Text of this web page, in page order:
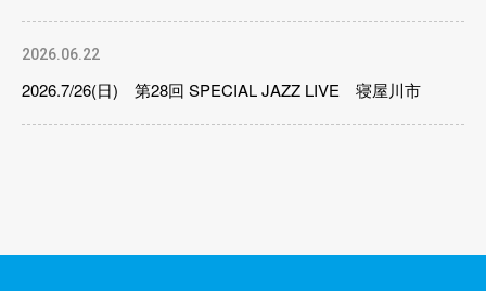
2026.06.22
2026.7/26(日) 第28回 SPECIAL JAZZ LIVE 寝屋川市